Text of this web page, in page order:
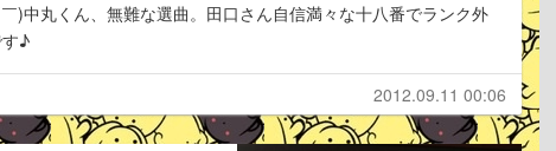
)中丸くん、無難な選曲。田口さん自信満々な十八番でランク外
♪
2012.09.11 00:06